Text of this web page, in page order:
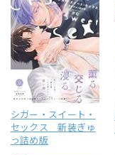
シガー・スイート・
セックス 新装ぎゅ
っ詰め版